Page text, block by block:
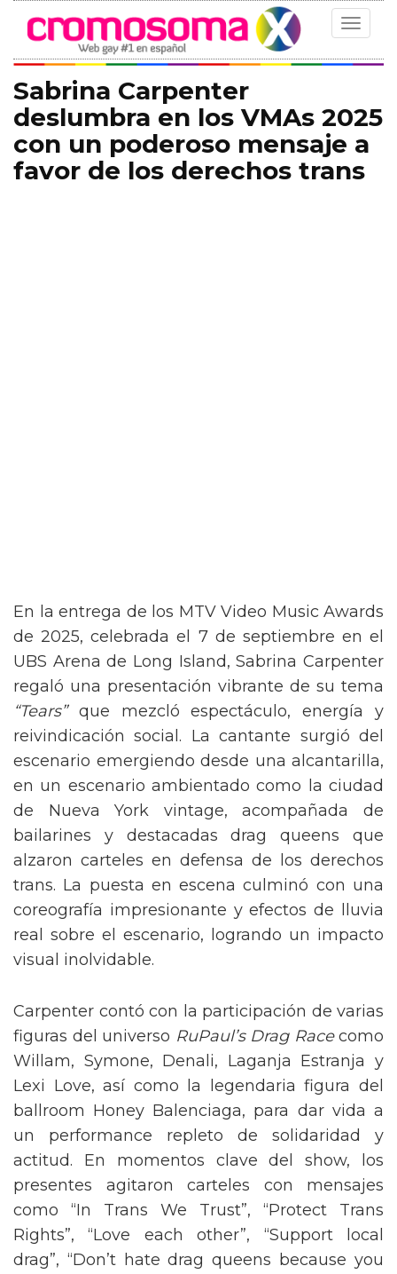
Toggle
Sabrina Carpenter
deslumbra en los VMAs 2025
con un poderoso mensaje a
favor de los derechos trans
En la entrega de los MTV Video Music Awards
de 2025, celebrada el 7 de septiembre en el
UBS Arena de Long Island, Sabrina Carpenter
regaló una presentación vibrante de su tema
“Tears”que mezcló espectáculo, energía y
reivindicación social. La cantante surgió del
escenario emergiendo desde una alcantarilla,
en un escenario ambientado como la ciudad
de Nueva York vintage, acompañada de
bailarines y destacadas drag queens que
alzaron carteles en defensa de los derechos
trans. La puesta en escena culminó con una
coreografía impresionante y efectos de lluvia
real sobre el escenario, logrando un impacto
visual inolvidable.
Carpenter contó con la participación de varias
figuras del universo RuPaul’s Drag Racecomo
Willam, Symone, Denali, Laganja Estranja y
Lexi Love, así como la legendaria figura del
ballroom Honey Balenciaga, para dar vida a
un performance repleto de solidaridad y
actitud. En momentos clave del show, los
presentes agitaron carteles con mensajes
como “In Trans We Trust”, “Protect Trans
Rights”, “Love each other”, “Support local
drag”, “Don’t hate drag queens because you